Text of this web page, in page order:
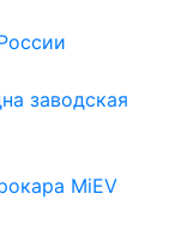
заводская
MiEV